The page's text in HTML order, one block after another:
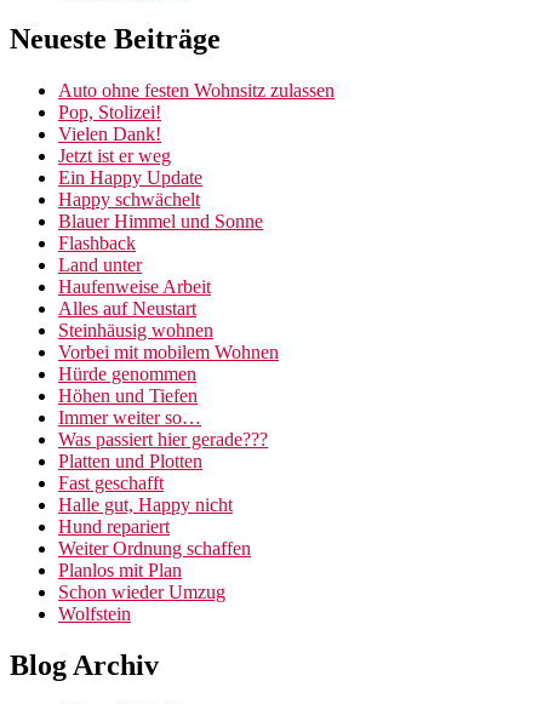
Neueste Beiträge
Auto ohne festen Wohnsitz zulassen
Pop, Stolizei!
Vielen Dank!
Jetzt ist er weg
Ein Happy Update
Happy schwächelt
Blauer Himmel und Sonne
Flashback
Land unter
Haufenweise Arbeit
Alles auf Neustart
Steinhäusig wohnen
Vorbei mit mobilem Wohnen
Hürde genommen
Höhen und Tiefen
Immer weiter so…
Was passiert hier gerade???
Platten und Plotten
Fast geschafft
Halle gut, Happy nicht
Hund repariert
Weiter Ordnung schaffen
Planlos mit Plan
Schon wieder Umzug
Wolfstein
Blog Archiv